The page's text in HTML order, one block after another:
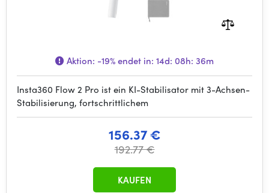
Aktion: -19%endet in: 14d: 08h: 36m
Insta360 Flow 2 Pro ist ein KI-Stabilisator mit 3-Achsen-
Stabilisierung, fortschrittlichem
156.37 €
192.77 €
KAUFEN